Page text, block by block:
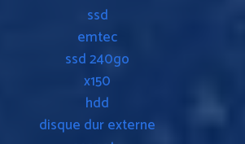
ssd
emtec
ssd 240go
x150
hdd
disque dur externe